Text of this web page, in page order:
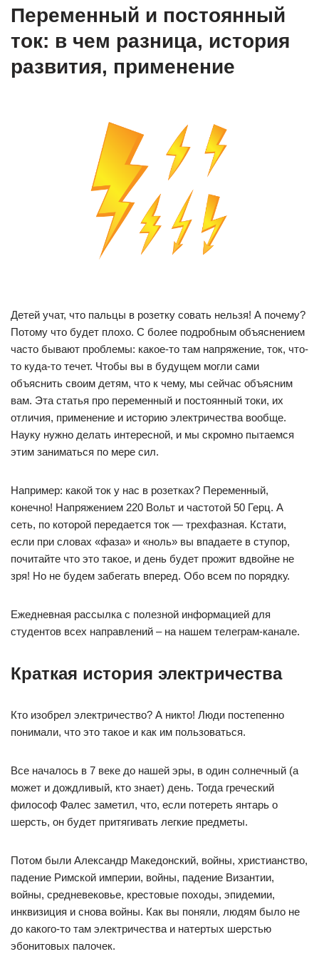
Переменный и постоянный
ток: в чем разница, история
развития, применение
Детей учат, что пальцы в розетку совать нельзя! А почему?
Потому что будет плохо. С более подробным объяснением
часто бывают проблемы: какое-то там напряжение, ток, что-
то куда-то течет. Чтобы вы в будущем могли сами
объяснить своим детям, что к чему, мы сейчас объясним
вам. Эта статья про переменный и постоянный токи, их
отличия, применение и историю электричества вообще.
Науку нужно делать интересной, и мы скромно пытаемся
этим заниматься по мере сил.
Например: какой ток у нас в розетках? Переменный,
конечно! Напряжением 220 Вольт и частотой 50 Герц. А
сеть, по которой передается ток — трехфазная. Кстати,
если при словах «фаза» и «ноль» вы впадаете в ступор,
почитайте что это такое, и день будет прожит вдвойне не
зря! Но не будем забегать вперед. Обо всем по порядку.
Ежедневная рассылка с полезной информацией для
студентов всех направлений – на нашем телеграм-канале.
Краткая история электричества
Кто изобрел электричество? А никто! Люди постепенно
понимали, что это такое и как им пользоваться.
Все началось в 7 веке до нашей эры, в один солнечный (а
может и дождливый, кто знает) день. Тогда греческий
философ Фалес заметил, что, если потереть янтарь о
шерсть, он будет притягивать легкие предметы.
Потом были Александр Македонский, войны, христианство,
падение Римской империи, войны, падение Византии,
войны, средневековье, крестовые походы, эпидемии,
инквизиция и снова войны. Как вы поняли, людям было не
до какого-то там электричества и натертых шерстью
эбонитовых палочек.